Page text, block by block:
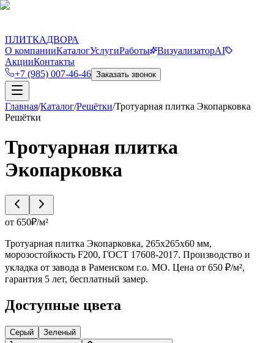
ПЛИТКАДВОРА
О компанииКаталогУслугиРаботы ВизуализаторAI
АкцииКонтакты
+7 (985) 007-46-46 Заказать звонок
Главная/Каталог/Решётки/Тротуарная плитка Экопарковка
Решётки
Тротуарная плитка
Экопарковка
от 650₽/м²
Тротуарная плитка Экопарковка, 265х265х60 мм,
морозостойкость F200, ГОСТ 17608-2017. Производство и
укладка от завода в Раменском г.о. МО. Цена от 650 ₽/м²,
гарантия 5 лет, бесплатный замер.
Доступные цвета
Серый
Зеленый